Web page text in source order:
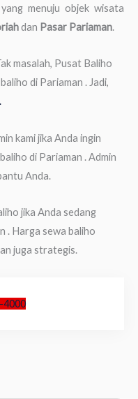
menuju objek wisata
dan Pasar Pariaman.
masalah, Pusat Baliho
di Pariaman . Jadi,
kami jika Anda ingin
di Pariaman . Admin
Anda.
jika Anda sedang
. Harga sewa baliho
juga strategis.
4000